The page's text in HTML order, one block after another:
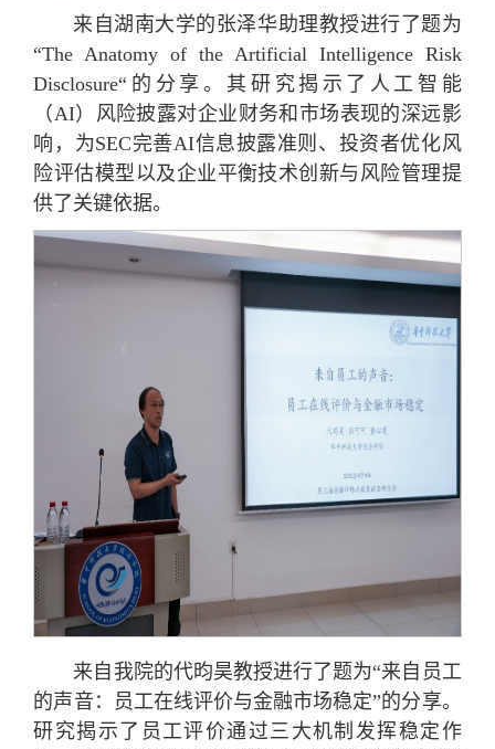
来自湖南大学的张泽华助理教授进行了题为
“The Anatomy of the Artificial Intelligence Risk
Disclosure“的分享。其研究揭示了人工智能
（AI）风险披露对企业财务和市场表现的深远影
响，为SEC完善AI信息披露准则、投资者优化风
险评估模型以及企业平衡技术创新与风险管理提
供了关键依据。
来自我院的代昀昊教授进行了题为“来自员工
的声音：员工在线评价与金融市场稳定”的分享。
研究揭示了员工评价通过三大机制发挥稳定作